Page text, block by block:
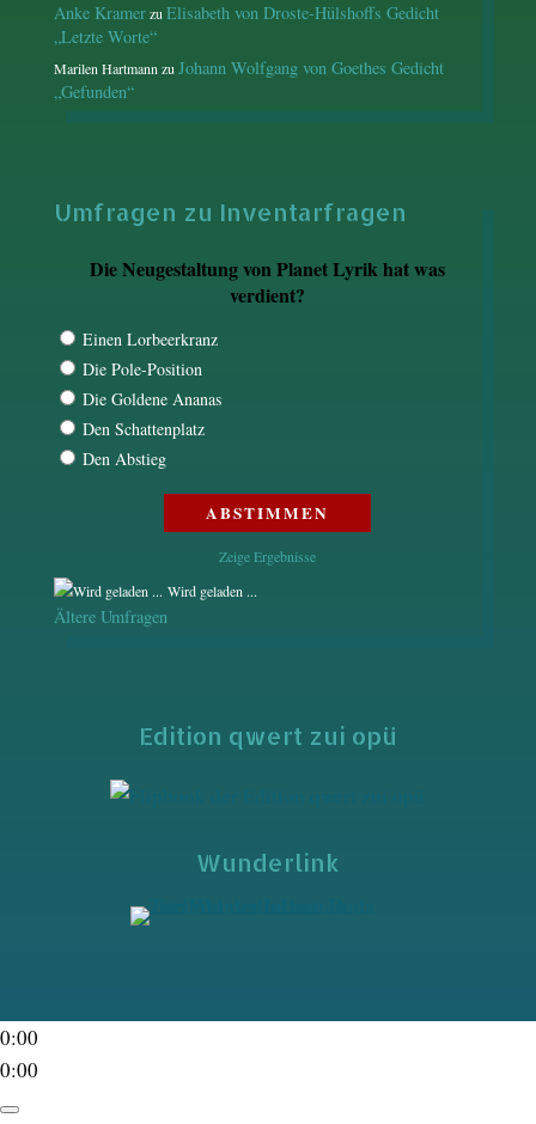
Anke KramerzuElisabeth von Droste-Hülshoffs Gedicht
„Letzte Worte“
Marilen HartmannzuJohann Wolfgang von Goethes Gedicht
„Gefunden“
Umfragen zu Inventarfragen
Die Neugestaltung von Planet Lyrik hat was
verdient?
Einen Lorbeerkranz
Die Pole-Position
Die Goldene Ananas
Den Schattenplatz
Den Abstieg
Zeige Ergebnisse
Wird geladen ...
Ältere Umfragen
Edition qwert zui opü
Wunderlink
0:00
0:00